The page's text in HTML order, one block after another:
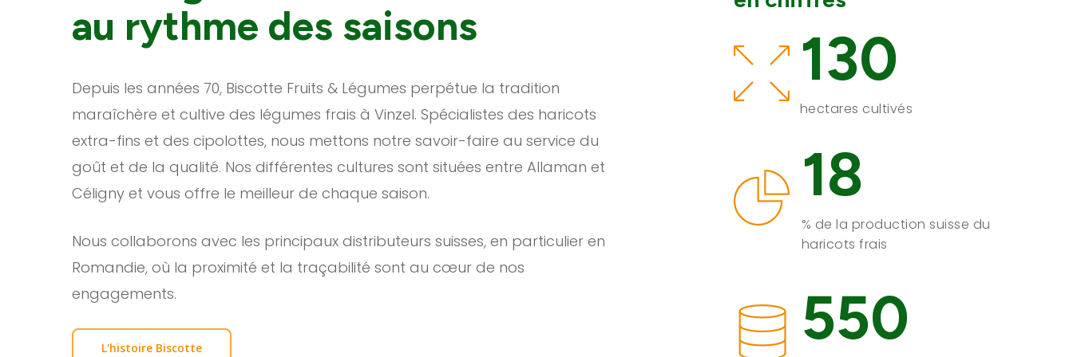
au rythme des saisons
Depuis les années 70, Biscotte Fruits & Légumes perpétue la tradition
maraîchère et cultive des légumes frais à Vinzel. Spécialistes des haricots
extra-fins et des cipolottes, nous mettons notre savoir-faire au service du
goût et de la qualité. Nos différentes cultures sont situées entre Allaman et
Céligny et vous offre le meilleur de chaque saison.
Nous collaborons avec les principaux distributeurs suisses, en particulier en
Romandie, où la proximité et la traçabilité sont au cœur de nos
engagements.
L'histoire Biscotte
130
hectares cultivés
18
% de la production suisse du
haricots frais
550